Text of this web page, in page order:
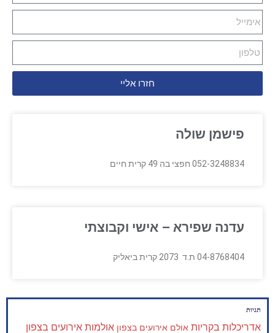
חזרו אליי
פישמן שולה
052-3248834 חפצי בה 49 קרית חיים
עדנה שפירא – אישי וקבוצתי
04-8768404 ת.ד 2073 קרית ביאליק
תגיות
אדריכלות בקריות אולם אירועים בצפון אולמות אירועים בצפון